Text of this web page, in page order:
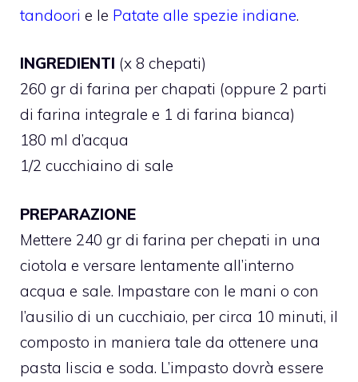
tandoori e le Patate alle spezie indiane.
INGREDIENTI (x 8 chepati)
260 gr di farina per chapati (oppure 2 parti
di farina integrale e 1 di farina bianca)
180 ml d’acqua
1/2 cucchiaino di sale
PREPARAZIONE
Mettere 240 gr di farina per chepati in una
ciotola e versare lentamente all’interno
acqua e sale. Impastare con le mani o con
l’ausilio di un cucchiaio, per circa 10 minuti, il
composto in maniera tale da ottenere una
pasta liscia e soda. L’impasto dovrà essere